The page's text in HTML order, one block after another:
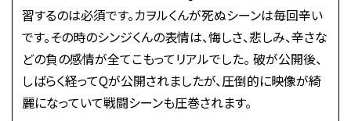
習するのは必須です。カヲルくんが死ぬシーンは毎回辛い
です。その時のシンジくんの表情は、悔しさ、悲しみ、辛さな
どの負の感情が全てこもってリアルでした。 破が公開後、
しばらく経ってQが公開されましたが、圧倒的に映像が綺
麗になっていて戦闘シーンも圧巻されます。